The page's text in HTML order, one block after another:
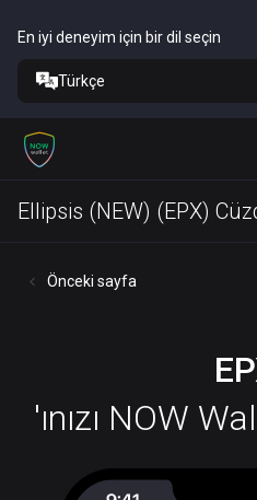
En iyi deneyim için bir dil seçin
Türkçe
Ellipsis (NEW) (EPX)
Önceki sayfa
'ınızı NOW